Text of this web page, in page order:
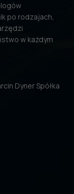
po rodzajach,
w każdym
Dyner Spółka